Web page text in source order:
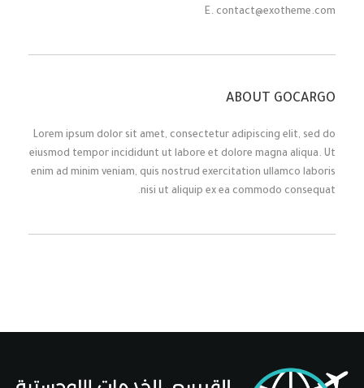
E. contact@exotheme.com
ABOUT GOCARGO
Lorem ipsum dolor sit amet, consectetur adipiscing elit, sed do
eiusmod tempor incididunt ut labore et dolore magna aliqua. Ut
enim ad minim veniam, quis nostrud exercitation ullamco laboris
nisi ut aliquip ex ea commodo consequat.